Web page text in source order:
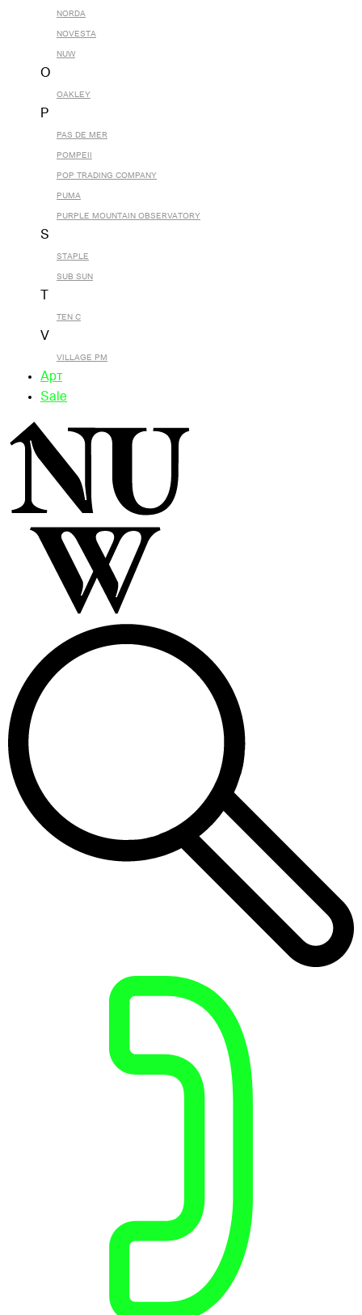
NORDA
NOVESTA
NUW
O
OAKLEY
P
PAS DE MER
POMPEII
POP TRADING COMPANY
PUMA
PURPLE MOUNTAIN OBSERVATORY
S
STAPLE
SUB SUN
TEN C
V
VILLAGE PM
Арт
Sale